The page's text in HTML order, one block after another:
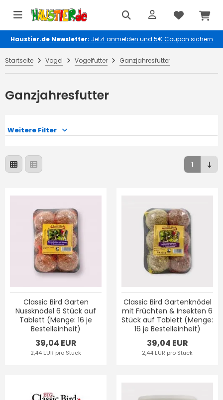
Haustier.de Newsletter: Jetzt anmelden und 5€ Coupon sichern
Startseite Vogel Vogelfutter Ganzjahresfutter
Ganzjahresfutter
Weitere Filter
1
Classic Bird Garten
Nussknödel 6 Stück auf
Tablett (Menge: 16 je
Bestelleinheit)
39,04 EUR
2,44 EUR pro Stück
Classic Bird Gartenknödel
mit Früchten & Insekten 6
Stück auf Tablett (Menge:
16 je Bestelleinheit)
39,04 EUR
2,44 EUR pro Stück